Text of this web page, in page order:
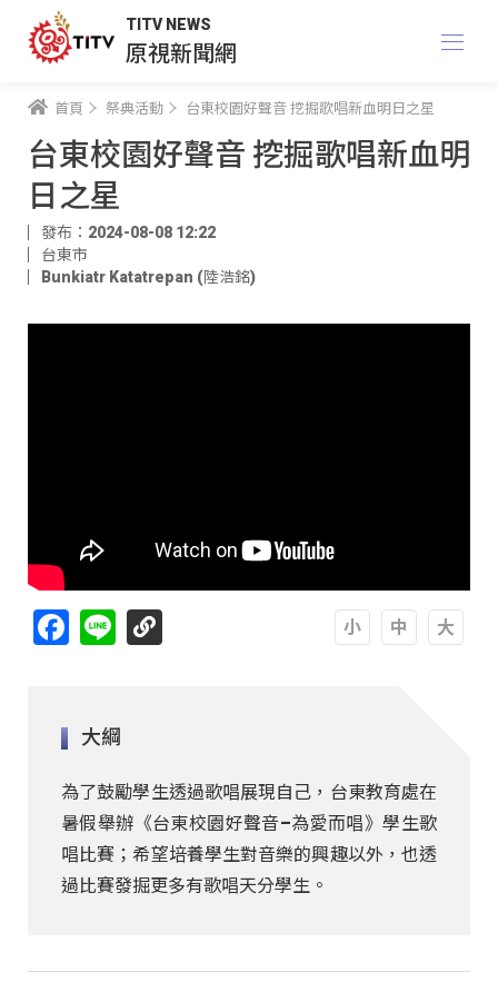
TITV NEWS
原視新聞網
首頁 祭典活動 台東校園好聲音 挖掘歌唱新血明日之星
台東校園好聲音 挖掘歌唱新血明
日之星
發布：2024-08-08 12:22
台東市
Bunkiatr Katatrepan (陸浩銘)
Facebook
Line
大綱
為了鼓勵學生透過歌唱展現自己，台東教育處在
暑假舉辦《台東校園好聲音–為愛而唱》學生歌
唱比賽；希望培養學生對音樂的興趣以外，也透
過比賽發掘更多有歌唱天分學生。